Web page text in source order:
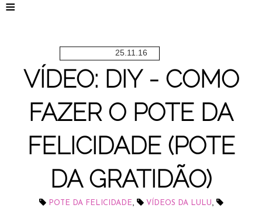
≡
25.11.16
VÍDEO: DIY - COMO
FAZER O POTE DA
FELICIDADE (POTE
DA GRATIDÃO)
POTE DA FELICIDADE, VÍDEOS DA LULU,